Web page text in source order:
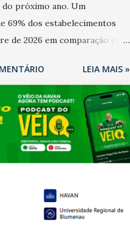
próximo ano. Um
69% dos estabelecimentos
de 2026 em comparação com
(foto Helena Lopes). A
pelo desempenho
pelas confraternizações de
Salário para um número maior
a menor taxa de desemprego
em novembro de
operaram com lucro e outros
Já o percentual de
19%, pouco abaixo do
não existiam em novembro.
LEIA MAIS »